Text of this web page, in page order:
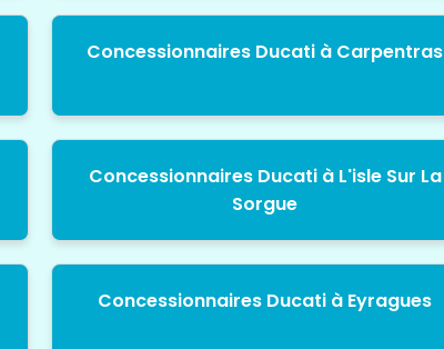
Concessionnaires Ducati à Carpentras
Concessionnaires Ducati à L'isle Sur La
Sorgue
Concessionnaires Ducati à Eyragues